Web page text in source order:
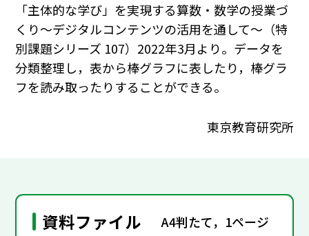
「主体的な学び」を実現する算数・数学の授業づ
くり～デジタルコンテンツの活用を通して～（特
別課題シリーズ 107）2022年3月より。データを
分類整理し，表から棒グラフに表したり，棒グラ
フを読み取ったりすることができる。
東京教育研究所
資料ファイル A4判たて，1ページ